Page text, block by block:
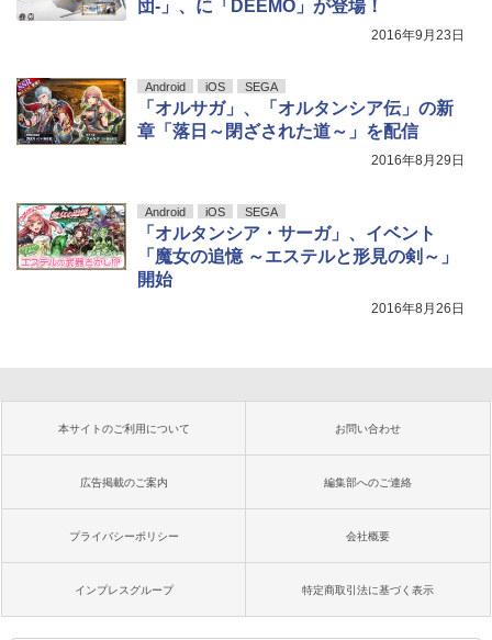
団-」、に「DEEMO」が登場！
2016年9月23日
Android iOS SEGA
「オルサガ」、「オルタンシア伝」の新
章「落日～閉ざされた道～」を配信
2016年8月29日
Android iOS SEGA
「オルタンシア・サーガ」、イベント
「魔女の追憶 ～エステルと形見の剣～」
開始
2016年8月26日
本サイトのご利用について お問い合わせ
広告掲載のご案内 編集部へのご連絡
プライバシーポリシー 会社概要
インプレスグループ 特定商取引法に基づく表示